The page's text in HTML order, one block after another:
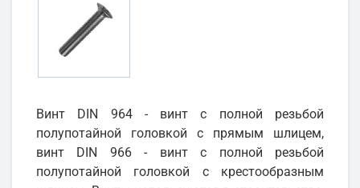
Винт DIN 964 - винт с полной резьбой
полупотайной головкой с прямым шлицем,
винт DIN 966 - винт с полной резьбой
полупотайной головкой с крестообразным